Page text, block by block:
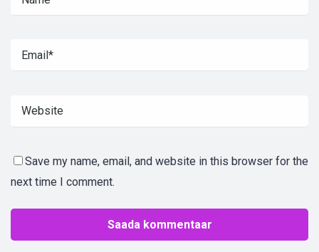
Save my name, email, and website in this browser for the
next time I comment.